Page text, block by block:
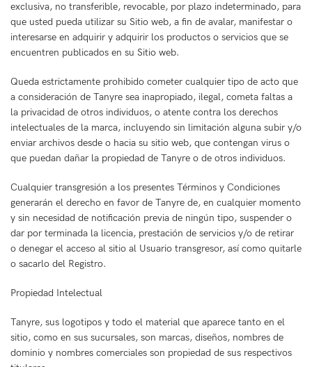
exclusiva, no transferible, revocable, por plazo indeterminado, para
que usted pueda utilizar su Sitio web, a fin de avalar, manifestar o
interesarse en adquirir y adquirir los productos o servicios que se
encuentren publicados en su Sitio web.
Queda estrictamente prohibido cometer cualquier tipo de acto que
a consideración de Tanyre sea inapropiado, ilegal, cometa faltas a
la privacidad de otros individuos, o atente contra los derechos
intelectuales de la marca, incluyendo sin limitación alguna subir y/o
enviar archivos desde o hacia su sitio web, que contengan virus o
que puedan dañar la propiedad de Tanyre o de otros individuos.
Cualquier transgresión a los presentes Términos y Condiciones
generarán el derecho en favor de Tanyre de, en cualquier momento
y sin necesidad de notificación previa de ningún tipo, suspender o
dar por terminada la licencia, prestación de servicios y/o de retirar
o denegar el acceso al sitio al Usuario transgresor, así como quitarle
o sacarlo del Registro.
Propiedad Intelectual
Tanyre, sus logotipos y todo el material que aparece tanto en el
sitio, como en sus sucursales, son marcas, diseños, nombres de
dominio y nombres comerciales son propiedad de sus respectivos